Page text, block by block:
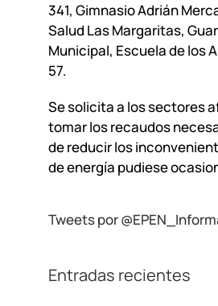
341, Gimnasio Adrián
Salud Las Margaritas,
Municipal, Escuela de los
57.
Se solicita a los sectores
tomar los recaudos
de reducir los
de energía pudiese
Tweets por
Entradas recientes